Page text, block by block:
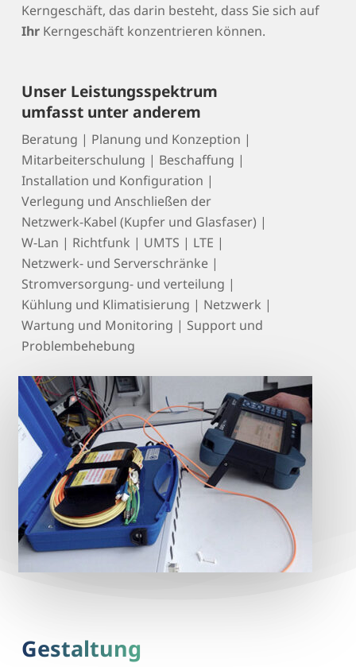
Kerngeschäft, das darin besteht, dass Sie sich auf
Ihr Kerngeschäft konzentrieren können.
Unser Leistungsspektrum
umfasst unter anderem
Beratung | Planung und Konzeption |
Mitarbeiterschulung | Beschaffung |
Installation und Konfiguration |
Verlegung und Anschließen der
Netzwerk-Kabel (Kupfer und Glasfaser) |
W-Lan | Richtfunk | UMTS | LTE |
Netzwerk- und Serverschränke |
Stromversorgung- und verteilung |
Kühlung und Klimatisierung | Netzwerk |
Wartung und Monitoring | Support und
Problembehebung
Gestaltung